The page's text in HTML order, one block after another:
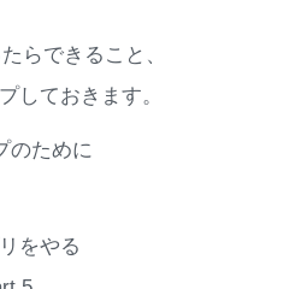
らできること、
しておきます。
のために
をやる